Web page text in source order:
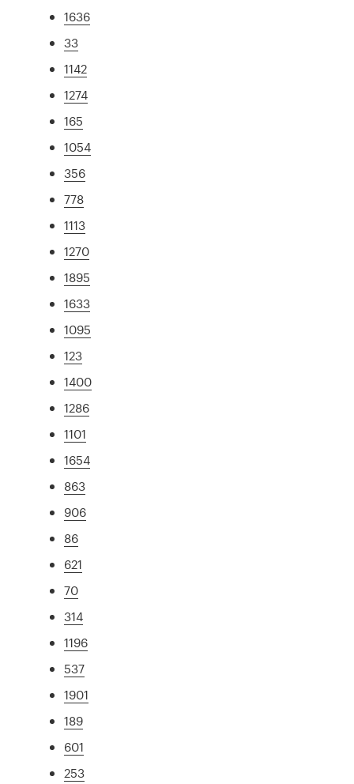
1636
33
1142
1274
165
1054
356
778
1113
1270
1895
1633
1095
123
1400
1286
1101
1654
863
906
86
621
70
314
1196
537
1901
189
601
253